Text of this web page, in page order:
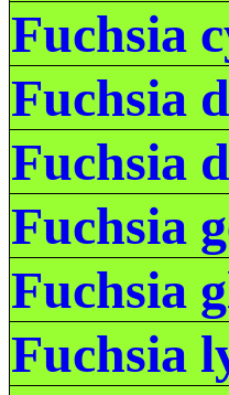
Fuchsia
Fuchsia
Fuchsia
Fuchsia
Fuchsia
Fuchsia